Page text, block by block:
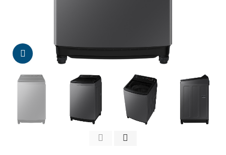
Da click para agrandar